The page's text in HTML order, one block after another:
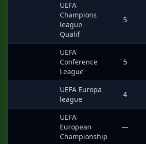
UEFA
Champions
league -
Qualif
5
UEFA
Conference
League
5
UEFA Europa
league
4
UEFA
European
Championship
—